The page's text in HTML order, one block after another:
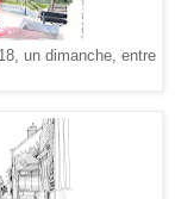
un dimanche, entre